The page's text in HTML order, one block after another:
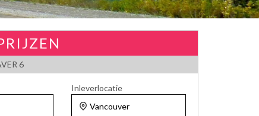
6
Inleverlocatie